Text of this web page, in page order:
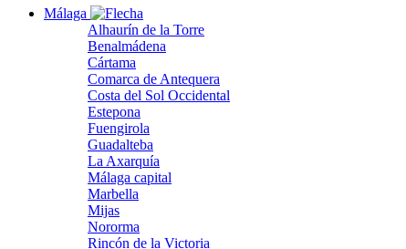
Málaga
Alhaurín de la Torre
Benalmádena
Cártama
Comarca de Antequera
Costa del Sol Occidental
Estepona
Fuengirola
Guadalteba
La Axarquía
Málaga capital
Marbella
Mijas
Nororma
Rincón de la Victoria